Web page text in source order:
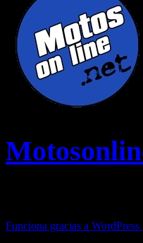
Funciona gracias a WordPress